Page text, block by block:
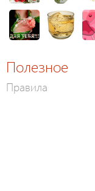
Полезное
Правила